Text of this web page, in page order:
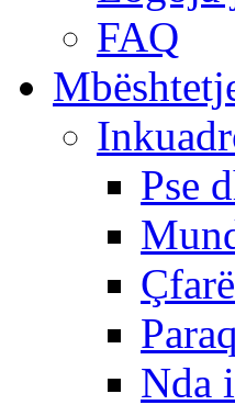
FAQ
Pse
Nda